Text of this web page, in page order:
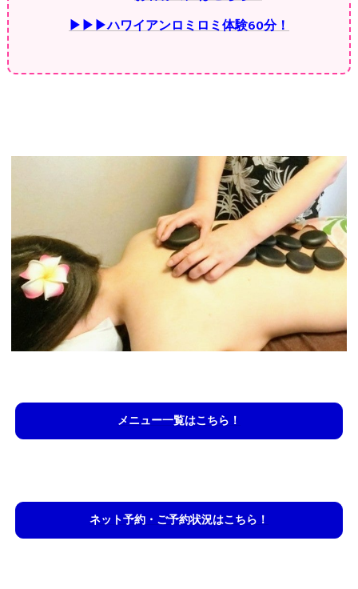
▶▶▶ハワイアンロミロミ体験60分！
メニュー一覧はこちら！
ネット予約・ご予約状況はこちら！